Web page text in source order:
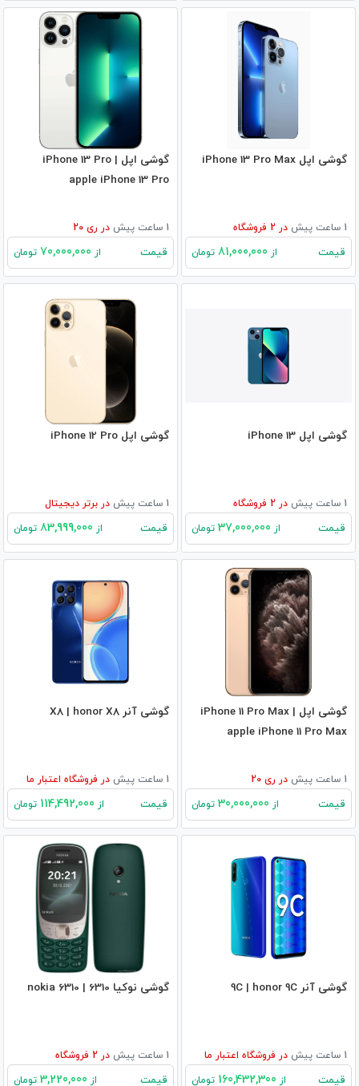
گوشی اپل iPhone 13 Pro Max
1 ساعت پیش در فروشگاه
قیمت از تومان
گوشی اپل iPhone 13 Pro |
apple iPhone 13 Pro
1 ساعت پیش در ری 20
قیمت از تومان
گوشی اپل iPhone 13
1 ساعت پیش در فروشگاه
قیمت از تومان
گوشی اپل iPhone 12 Pro
1 ساعت پیش در برتر دیجیتال
قیمت از تومان
گوشی اپل iPhone 11 Pro Max |
apple iPhone 11 Pro Max
1 ساعت پیش در ری 20
قیمت از تومان
گوشی آنر X8 | honor X8
1 ساعت پیش در فروشگاه اعتبار ما
قیمت از تومان
گوشی آنر 9C | honor 9C
1 ساعت پیش در فروشگاه اعتبار ما
قیمت از تومان
گوشی نوکیا 6310 | nokia 6310
1 ساعت پیش در فروشگاه
قیمت از تومان